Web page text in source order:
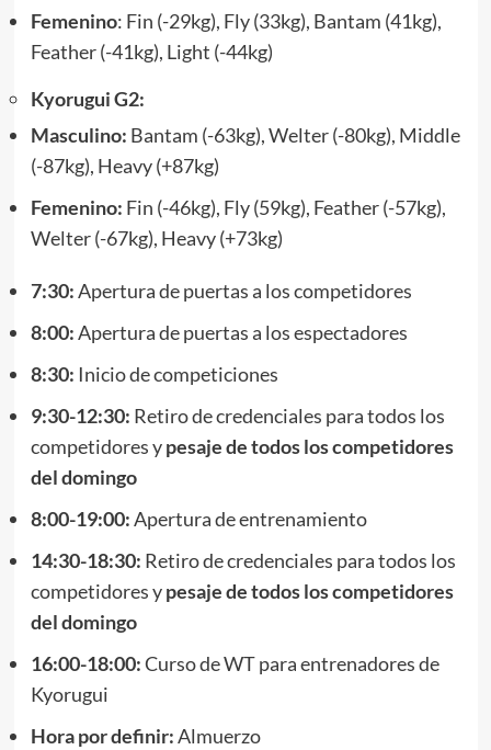
Femenino: Fin (-29kg), Fly (33kg), Bantam (41kg),
Feather (-41kg), Light (-44kg)
Kyorugui G2:
Masculino: Bantam (-63kg), Welter (-80kg), Middle
(-87kg), Heavy (+87kg)
Femenino: Fin (-46kg), Fly (59kg), Feather (-57kg),
Welter (-67kg), Heavy (+73kg)
7:30:Apertura de puertas a los competidores
8:00:Apertura de puertas a los espectadores
8:30: Inicio de competiciones
9:30-12:30: Retiro de credenciales para todos los
competidores ypesaje de todos los competidores
del domingo
8:00-19:00:Apertura de entrenamiento
14:30-18:30: Retiro de credenciales para todos los
competidores ypesaje de todos los competidores
del domingo
16:00-18:00:Curso de WT para entrenadores de
Kyorugui
Hora por definir:Almuerzo